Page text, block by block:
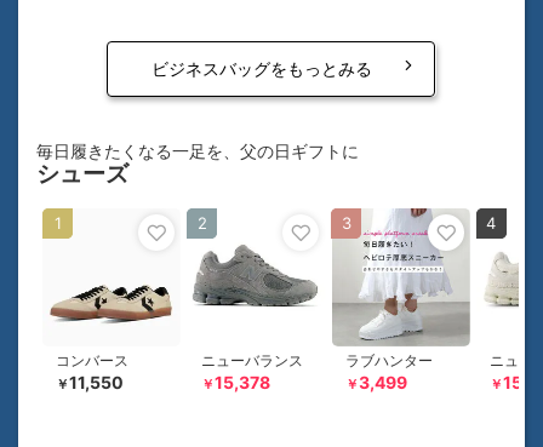
ビジネスバッグをもっとみる
シューズ
毎日履きたくなる一足を、父の日ギフトに
コンバース
￥11,550
1
ニューバランス
￥15,378
2
ラブハンター
￥3,499
3
ニュー
￥
4